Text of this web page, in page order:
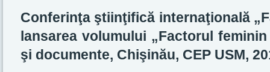
Conferinţa ştiinţifică internaţională
lansarea volumului „Factorul
şi documente, Chişinău, CEP USM,